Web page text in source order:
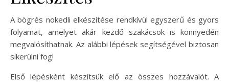
A bögrés nokedli elkészítése rendkívül egyszerű és gyors
folyamat, amelyet akár kezdő szakácsok is könnyedén
megvalósíthatnak. Az alábbi lépések segítségével biztosan
sikerülni fog!
Első lépésként készítsük elő az összes hozzávalót. A